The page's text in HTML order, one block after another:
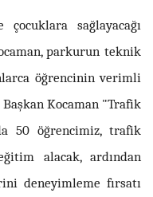
sağlayacağı
parkurun teknik
öğrencinin verimli
Kocaman "Trafik
50 öğrencimiz, trafik
alacak, ardından
deneyimleme fırsatı